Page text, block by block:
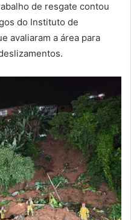
de resgate contou
do Instituto de
avaliaram a área para